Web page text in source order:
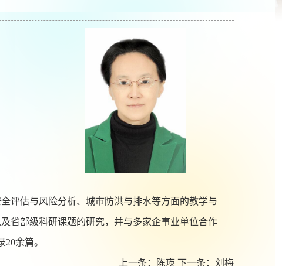
估与风险分析、城市防洪与排水等方面的教学与
省部级科研课题的研究，并与多家企事业单位合作
余篇。
上一条： 陈瑛 下一条： 刘梅